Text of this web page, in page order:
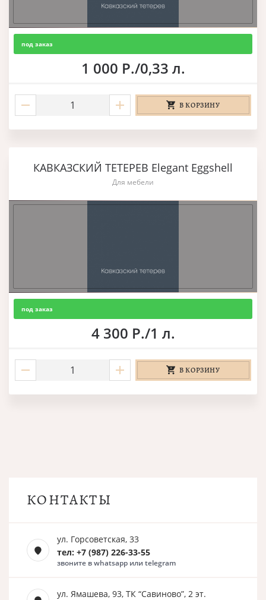
под заказ
1 000 Р./0,33 л.
В КОРЗИНУ
КАВКАЗСКИЙ ТЕТЕРЕВ Elegant Eggshell
Для мебели
под заказ
4 300 Р./1 л.
В КОРЗИНУ
КОНТАКТЫ
ул. Горсоветская, 33
тел: +7 (987) 226-33-55
звоните в whatsapp или telegram
ул. Ямашева, 93, ТК “Савиново”, 2 эт.